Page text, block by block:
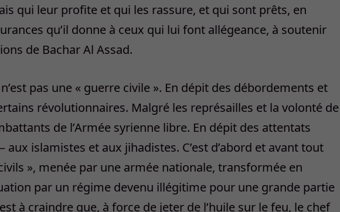
qui leur profite et qui les rassure, et qui sont prêts, en
qu’il donne à ceux qui lui font allégeance, à soutenir
de Bachar Al Assad.
pas une « guerre civile ». En dépit des débordements et
révolutionnaires. Malgré les représailles et la volonté de
de l’Armée syrienne libre. En dépit des attentats
islamistes et aux jihadistes. C’est d’abord et avant tout
», menée par une armée nationale, transformée en
par un régime devenu illégitime pour une grande partie
à craindre que, à force de jeter de l’huile sur le feu, le chef